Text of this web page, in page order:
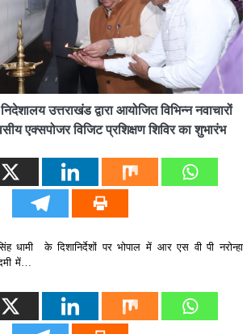
उत्तराखंड द्वारा आयोजित विभिन्न नवाचारों
एक्सपोजर विजिट प्रशिक्षण शिविर का शुभारंभ
धामी के दिशानिर्देशों पर भोपाल में आर एस वी पी नरोन्हा
में…